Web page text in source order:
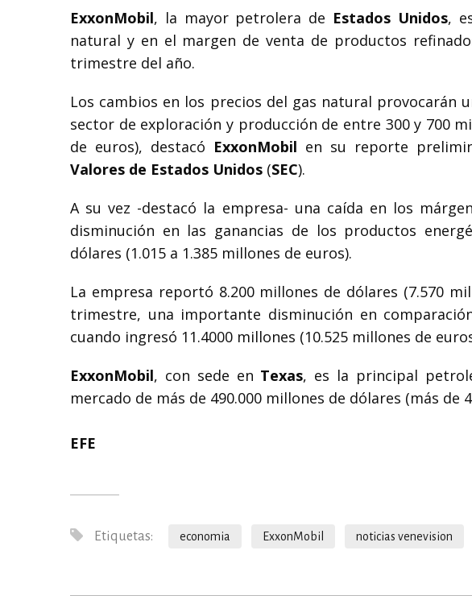
ExxonMobil, la mayor petrolera de Estados Unidos,
natural y en el margen de venta de productos
trimestre del año.
Los cambios en los precios del gas natural provocarán
sector de exploración y producción de entre 300 y 700
de euros), destacó ExxonMobil en su reporte
Valores de Estados Unidos (SEC).
A su vez -destacó la empresa- una caída en los
disminución en las ganancias de los productos
dólares (1.015 a 1.385 millones de euros).
La empresa reportó 8.200 millones de dólares (7.570
trimestre, una importante disminución en
cuando ingresó 11.4000 millones (10.525 millones de
ExxonMobil, con sede en Texas, es la principal
mercado de más de 490.000 millones de dólares (más de
EFE
Etiquetas: economia ExxonMobil noticias venevision